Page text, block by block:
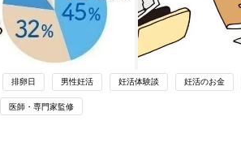
排卵日 男性妊活 妊活体験談 妊活のお金
医師・専門家監修